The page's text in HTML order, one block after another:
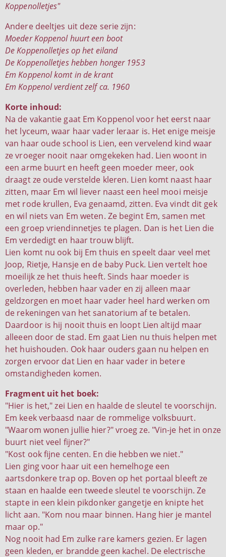
Koppenolletjes"
Andere deeltjes uit deze serie zijn:
Moeder Koppenol huurt een boot
De Koppenolletjes op het eiland
De Koppenolletjes hebben honger 1953
Em Koppenol komt in de krant
Em Koppenol verdient zelf ca. 1960
Korte inhoud:
Na de vakantie gaat Em Koppenol voor het eerst naar
het lyceum, waar haar vader leraar is. Het enige meisje
van haar oude school is Lien, een vervelend kind waar
ze vroeger nooit naar omgekeken had. Lien woont in
een arme buurt en heeft geen moeder meer, ook
draagt ze oude verstelde kleren. Lien komt naast haar
zitten, maar Em wil liever naast een heel mooi meisje
met rode krullen, Eva genaamd, zitten. Eva vindt dit gek
en wil niets van Em weten. Ze begint Em, samen met
een groep vriendinnetjes te plagen. Dan is het Lien die
Em verdedigt en haar trouw blijft.
Lien komt nu ook bij Em thuis en speelt daar veel met
Joop, Rietje, Hansje en de baby Puck. Lien vertelt hoe
moeilijk ze het thuis heeft. Sinds haar moeder is
overleden, hebben haar vader en zij alleen maar
geldzorgen en moet haar vader heel hard werken om
de rekeningen van het sanatorium af te betalen.
Daardoor is hij nooit thuis en loopt Lien altijd maar
alleeen door de stad. Em gaat Lien nu thuis helpen met
het huishouden. Ook haar ouders gaan nu helpen en
zorgen ervoor dat Lien en haar vader in betere
omstandigheden komen.
Fragment uit het boek:
"Hier is het," zei Lien en haalde de sleutel te voorschijn.
Em keek verbaasd naar de rommelige volksbuurt.
"Waarom wonen jullie hier?" vroeg ze. "Vin-je het in onze
buurt niet veel fijner?"
"Kost ook fijne centen. En die hebben we niet."
Lien ging voor haar uit een hemelhoge een
aartsdonkere trap op. Boven op het portaal bleeft ze
staan en haalde een tweede sleutel te voorschijn. Ze
stapte in een klein pikdonker gangetje en knipte het
licht aan. "Kom nou maar binnen. Hang hier je mantel
maar op."
Nog nooit had Em zulke rare kamers gezien. Er lagen
geen kleden, er brandde geen kachel. De electrische